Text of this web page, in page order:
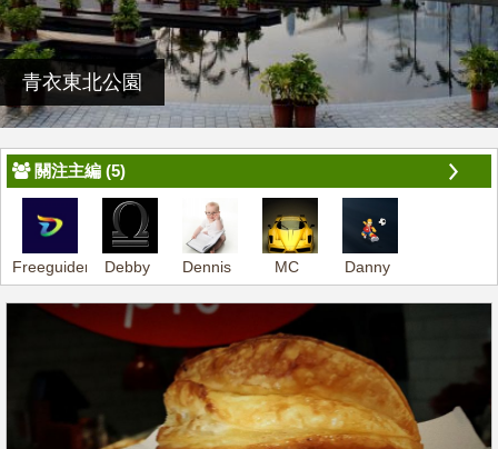
青衣東北公園
關注主編 (5)
Freeguider-
Debby Dennis MC Danny